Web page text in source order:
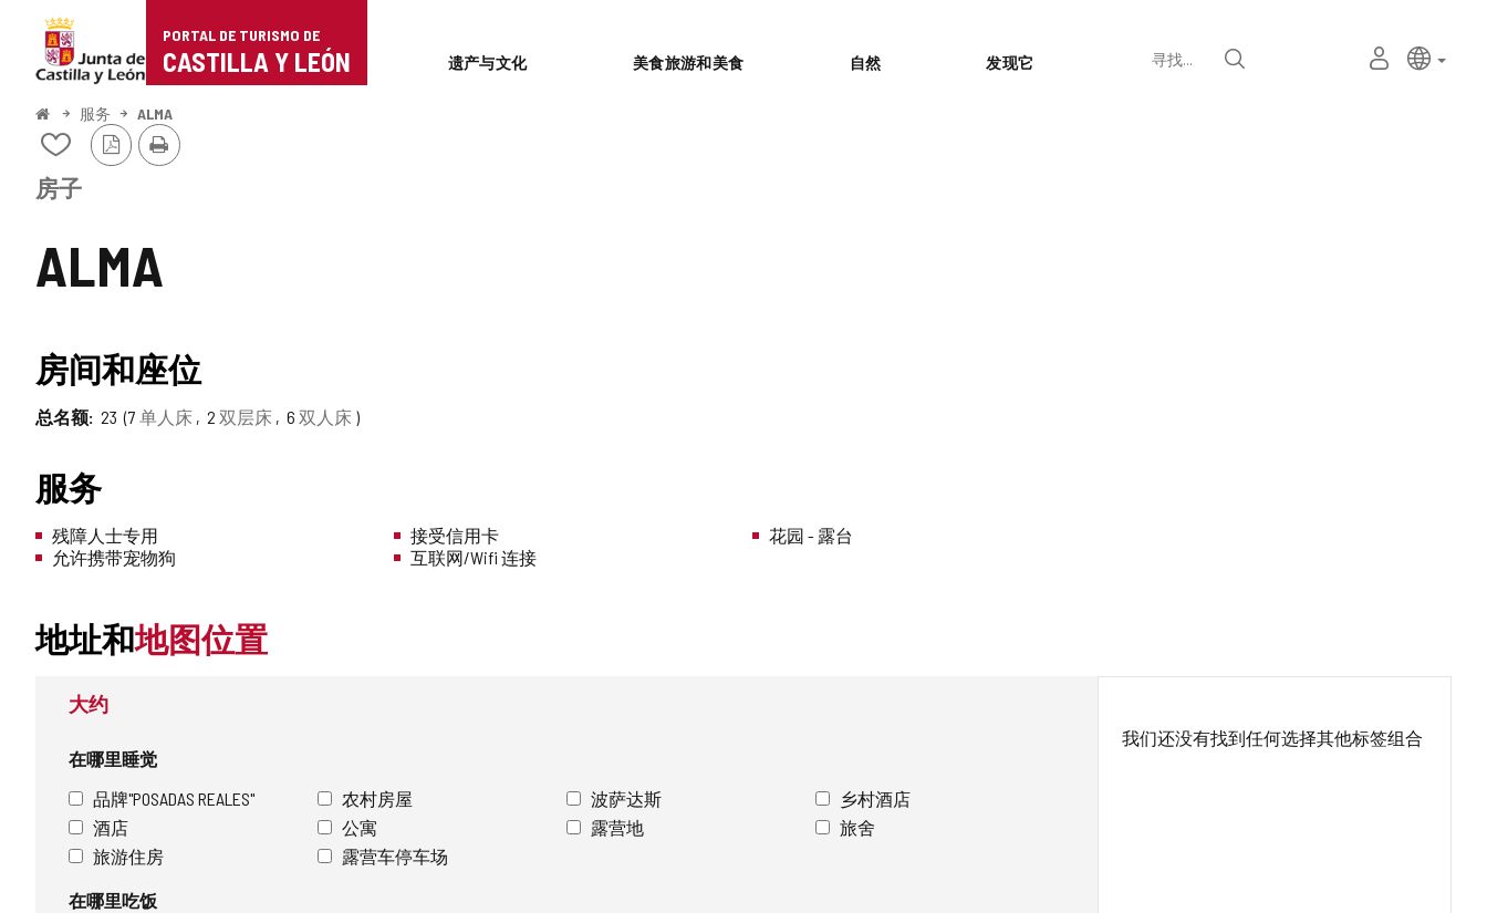
Portal
de
Turismo
Castilla
León
PORTAL DE TURISMO DE
CASTILLA Y LEÓN 遗产与文化 美食旅游和美食 自然 发现它 寻找
语
言
主动语
中文
开
始
服务 ALMA
ALMA
从
的
笔
本
除
PDF
版
打
印
房子
房间和座位
总名额 23 7 单人床 2 双层床 6 双人床
服务
残障人士专用
允许携带宠物狗
接受信用卡
互联网/Wifi 连接
花园 - 露台
地址和地图位置
大约
在哪里睡觉
品牌"POSADAS REALES"
农村房屋 波萨达斯
乡村酒店
酒店
公寓 露营地
旅舍
旅游住房
露营车停车场
在哪里吃饭
我们还没有找到任何选择其他标签组合